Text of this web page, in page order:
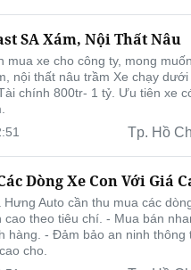
SA Xám, Nội Thất Nâu
mua xe cho công ty, mong
nội thất nâu trầm Xe chạy dưới
chính 800tr- 1 tỷ. Ưu tiên xe
Tp. Hồ
Dòng Xe Con Với Giá
Hưng Auto cần thu mua các
cao theo tiêu chí. - Mua bán
hàng. - Đảm bảo an ninh thông
cho.